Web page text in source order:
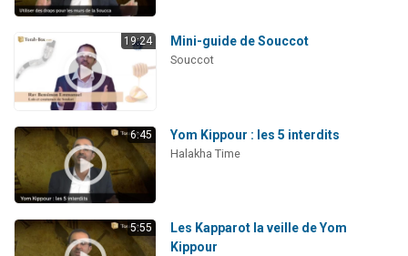
19:24 Mini-guide de Souccot
Souccot
6:45 Yom Kippour : les 5 interdits
Halakha Time
5:55
Les Kapparot la veille de Yom
Kippour